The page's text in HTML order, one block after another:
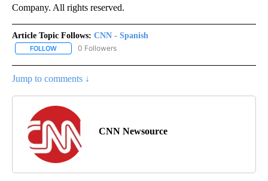
Company. All rights reserved.
Article Topic Follows: CNN - Spanish
FOLLOW FOLLOW "CNN - SPANISH" TO RECEIVE NOTIFICATIONS ABOUT
0 Followers
Jump to comments ↓
CNN Newsource